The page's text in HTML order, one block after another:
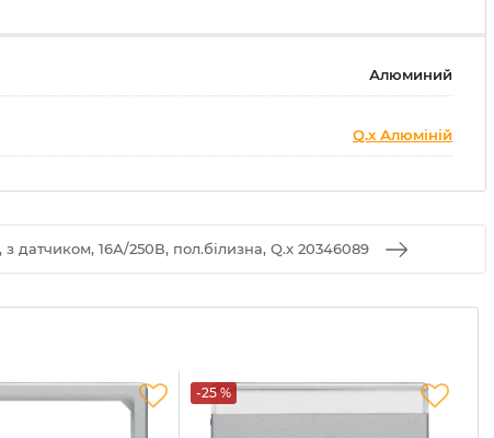
Алюминий
Q.x Алюміній
з датчиком, 16А/250В, пол.білизна, Q.x 20346089
-25 %